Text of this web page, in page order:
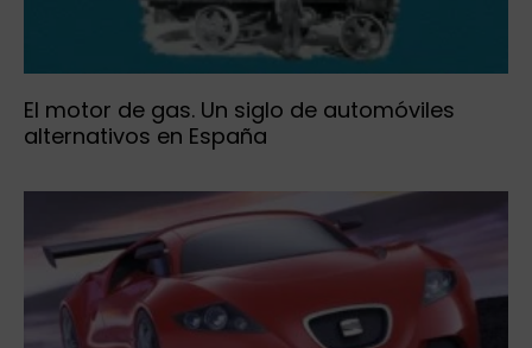
El motor de gas. Un siglo de automóviles
alternativos en España